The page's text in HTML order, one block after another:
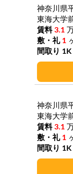
神奈川県
東海大学
3.1
1
1K
神奈川県
東海大学
3.1
1
1K